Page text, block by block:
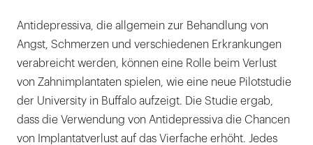
Antidepressiva, die allgemein zur Behandlung von
Angst, Schmerzen und verschiedenen Erkrankungen
verabreicht werden, können eine Rolle beim Verlust
von Zahnimplantaten spielen, wie eine neue Pilotstudie
der University in Buffalo aufzeigt. Die Studie ergab,
dass die Verwendung von Antidepressiva die Chancen
von Implantatverlust auf das Vierfache erhöht. Jedes